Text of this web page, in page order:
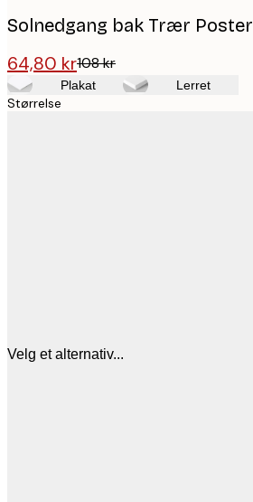
Solnedgang bak Trær Poster
64,80 kr108 kr
Plakat Lerret
Størrelse
Velg et alternativ...